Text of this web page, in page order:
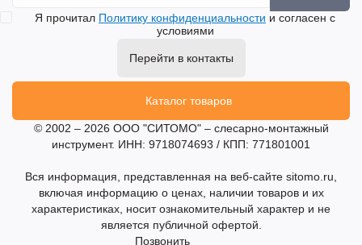
Я прочитал Политику конфиденциальности и согласен с
условиями
Перейти в контакты
Каталог товаров
© 2002 – 2026 ООО "СИТОМО" – слесарно-монтажный
инструмент. ИНН: 9718074693 / КПП: 771801001
Вся информация, представленная на веб-сайте sitomo.ru,
включая информацию о ценах, наличии товаров и их
характеристиках, носит ознакомительный характер и не
является публичной офертой.
Позвонить